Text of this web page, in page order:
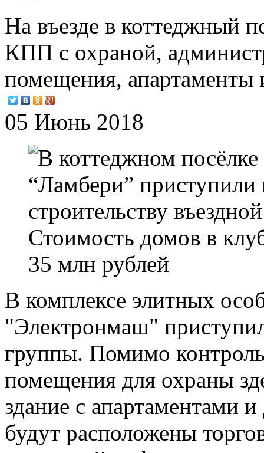
На въезде в коттеджный
КПП с охраной,
помещения, апартаменты
05 Июнь 2018
Стоимость домов в
35 млн рублей
В комплексе элитных
"Электронмаш"
группы. Помимо
помещения для охраны
здание с апартаментами
будут расположены